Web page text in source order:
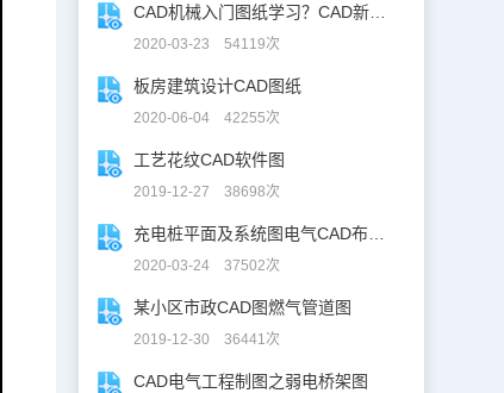
2020-03-23 54119次
板房建筑设计CAD图纸
2020-06-04 42255次
工艺花纹CAD软件图
2019-12-27 38698次
2020-03-24 37502次
某小区市政CAD图燃气管道图
2019-12-30 36441次
CAD电气工程制图之弱电桥架图